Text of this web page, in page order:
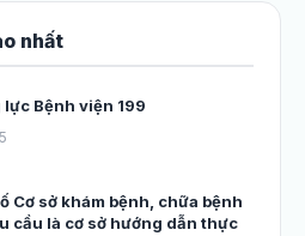
nhất
lực Bệnh viện 199
Cơ sở khám bệnh, chữa bệnh
cầu là cơ sở hướng dẫn thực